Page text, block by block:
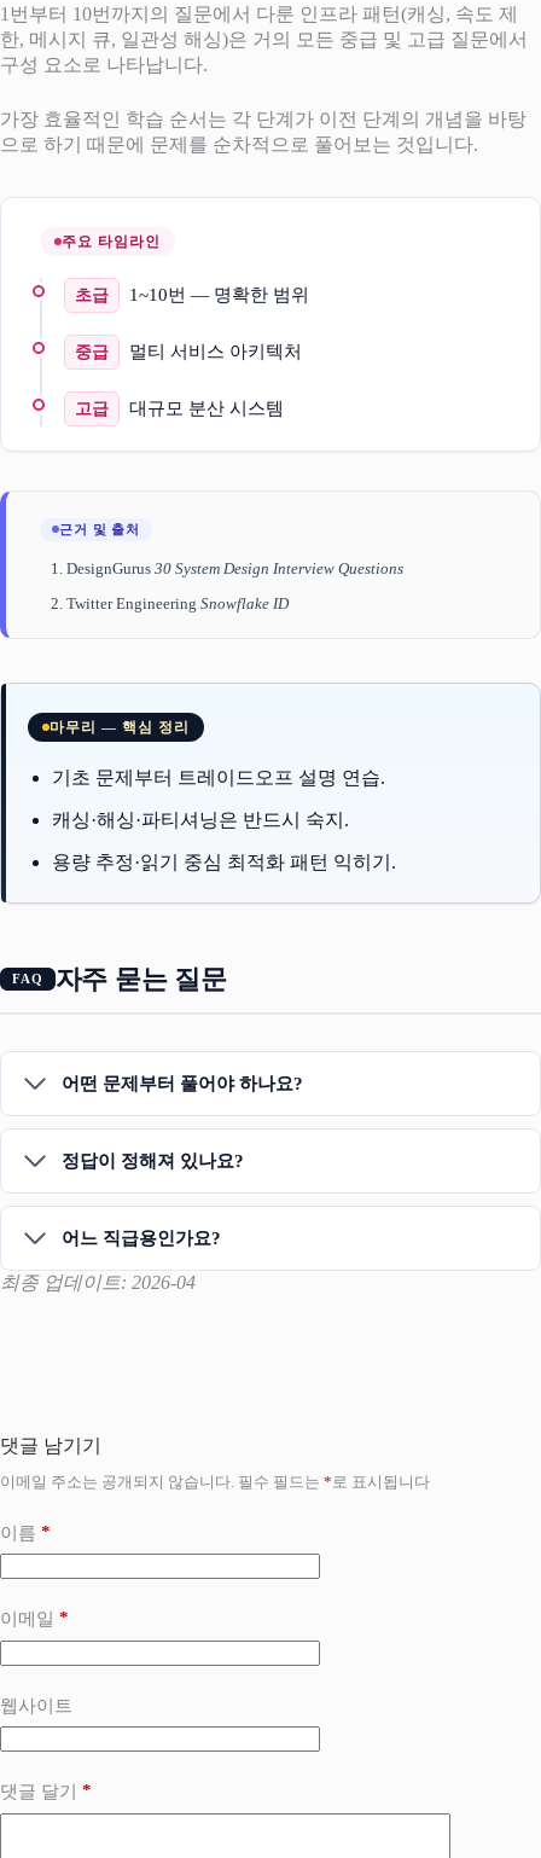
1번부터 10번까지의 질문에서 다룬 인프라 패턴(캐싱, 속도 제
한, 메시지 큐, 일관성 해싱)은 거의 모든 중급 및 고급 질문에서
구성 요소로 나타납니다.
가장 효율적인 학습 순서는 각 단계가 이전 단계의 개념을 바탕
으로 하기 때문에 문제를 순차적으로 풀어보는 것입니다.
주요 타임라인
초급 1~10번 — 명확한 범위
중급 멀티 서비스 아키텍처
고급 대규모 분산 시스템
근거 및 출처
DesignGurus 30 System Design Interview Questions
Twitter Engineering Snowflake ID
마무리 — 핵심 정리
기초 문제부터 트레이드오프 설명 연습.
캐싱·해싱·파티셔닝은 반드시 숙지.
용량 추정·읽기 중심 최적화 패턴 익히기.
자주 묻는 질문
어떤 문제부터 풀어야 하나요?
정답이 정해져 있나요?
어느 직급용인가요?
최종 업데이트: 2026-04
댓글 남기기
이메일 주소는 공개되지 않습니다. 필수 필드는 * 로 표시됩니다
이름 *
이메일 *
웹사이트
댓글 달기 *